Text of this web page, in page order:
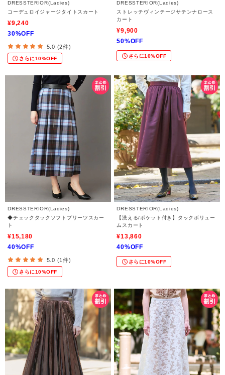
DRESSTERIOR(Ladies)
コーデュロイジャージタイトスカート
¥9,240
30%OFF
5.0 (2件)
さらに10%OFF
DRESSTERIOR(Ladies)
ストレッチヴィンテージサテンナロース
カート
¥9,900
50%OFF
さらに10%OFF
DRESSTERIOR(Ladies)
◆チェックタックソフトプリーツスカー
ト
¥15,180
40%OFF
5.0 (1件)
さらに10%OFF
DRESSTERIOR(Ladies)
【洗える/ポケット付き】タックボリュー
ムスカート
¥13,860
40%OFF
さらに10%OFF